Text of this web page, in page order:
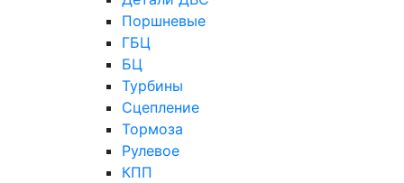
Поршневые
ГБЦ
БЦ
Турбины
Сцепление
Тормоза
Рулевое
КПП